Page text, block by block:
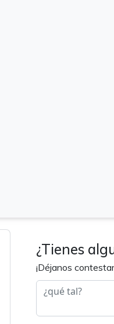
¿Tienes
¡Déjanos